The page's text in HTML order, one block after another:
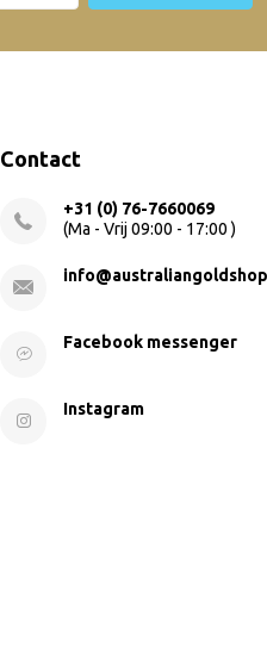
Contact
+31 (0) 76-7660069
(Ma - Vrij 09:00 - 17:00 )
Facebook messenger
Instagram